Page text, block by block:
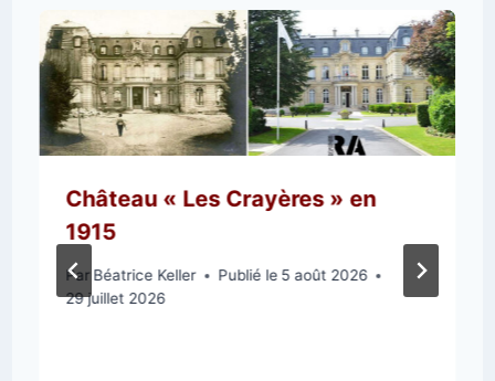
Château « Les Crayères » en
1915
Par Béatrice Keller Publié le 5 août 2026
29 juillet 2026